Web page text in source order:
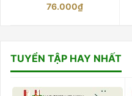
76.000₫
TUYỂN TẬP HAY NHẤT